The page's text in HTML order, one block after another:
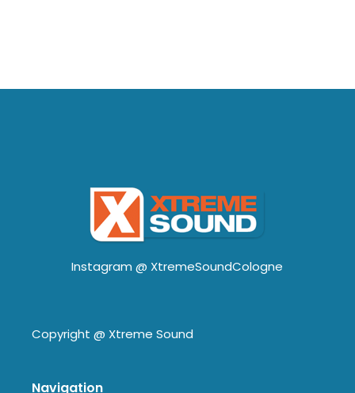
Instagram @ XtremeSoundCologne
Copyright @ Xtreme Sound
Navigation